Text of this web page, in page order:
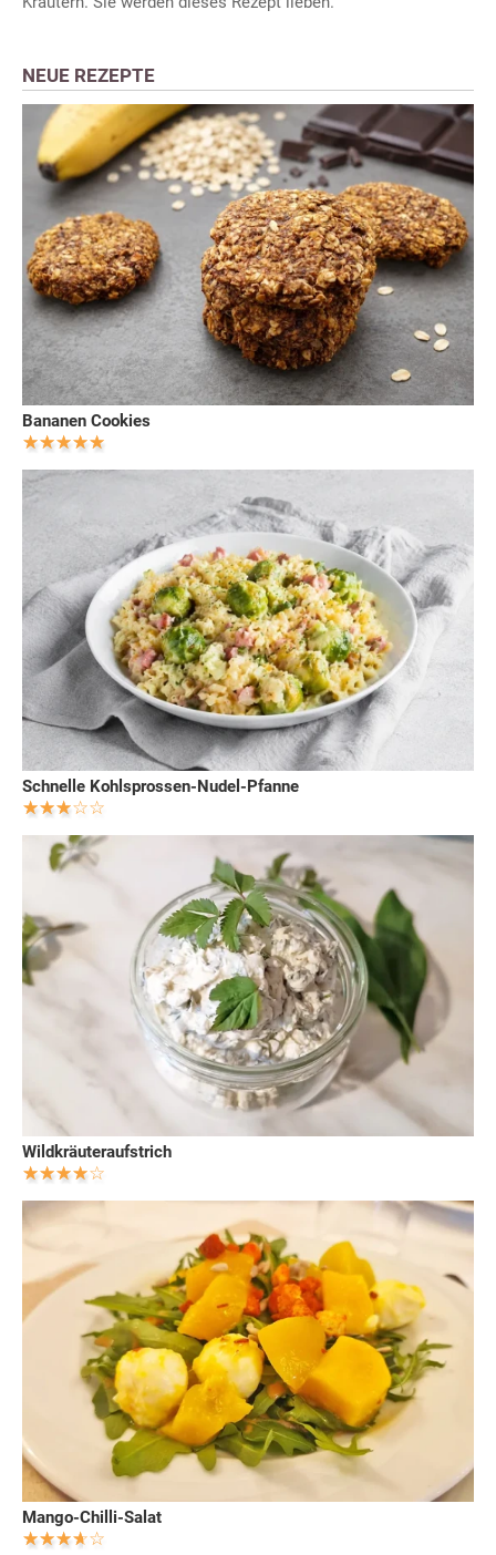
NEUE REZEPTE
Bananen Cookies
Schnelle Kohlsprossen-Nudel-Pfanne
Wildkräuteraufstrich
Mango-Chilli-Salat